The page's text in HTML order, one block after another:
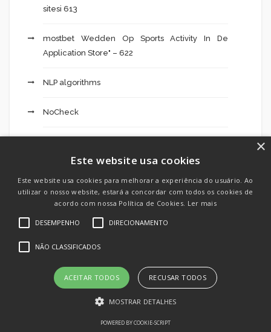
sitesi 613
‎mostbet Wedden Op Sports Activity In De
Application Store" – 622
NLP algorithms
NoCheck
775
Ozwin Casino Evaluation $4000 + One Hundred
Totally Free Spins Delightful Reward – 468
Partycasino Bonus Code 10€ 985
×
Este website usa cookies
Este website usa cookies para melhorar a experiência do usuário. Ao
utilizar o nosso website, estará a concordar com todos os cookies de
acordo com nossa Política de Cookies. Ler mais
DESEMPENHO DIRECIONAMENTO
NÃO CLASSIFICADOS
ACEITAR TODOS RECUSAR TODOS
MOSTRAR DETALHES
POWERED BY COOKIE-SCRIPT